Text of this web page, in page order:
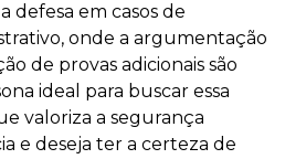
defesa em casos de
onde a argumentação
de provas adicionais são
ideal para buscar essa
valoriza a segurança
e deseja ter a certeza de